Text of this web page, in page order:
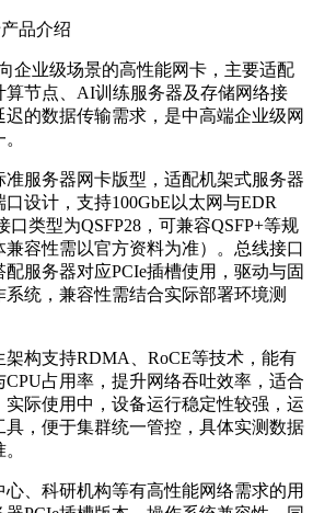
品介绍
企业级场景的高性能网卡，主要适配
节点、 AI训练服务器及存储网络接
迟的数据传输需求，是中高端企业级网
服务器网卡版型，适配机架式服务器
口设计，支持100GbE 以太网与EDR
口类型为QSFP28 ，可兼容QSFP+等规
容性需以官方资料为准）。总线接口
配服务器对应PCIe插槽使用，驱动与固
统，兼容性需结合实际部署环境测
架构支持RDMA RoCE等技术，能有
CPU占用率，提升网络吞吐效率，适合
际使用中，设备运行稳定性较强，运
，便于集群统一管控，具体实测数据
、科研机构等有高性能网络需求的用